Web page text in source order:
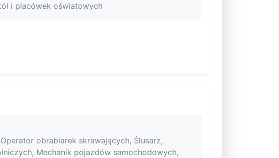
i placówek oświatowych
obrabiarek skrawających, Ślusarz,
Mechanik pojazdów samochodowych,